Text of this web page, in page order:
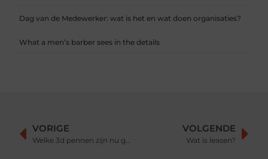
Dag van de Medewerker: wat is het en wat doen organisaties?
What a men’s barber sees in the details
VORIGE
Welke 3d pennen zijn nu goed
VOLGENDE
Wat is leasen?